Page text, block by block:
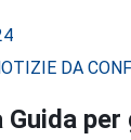
DA
Guida per